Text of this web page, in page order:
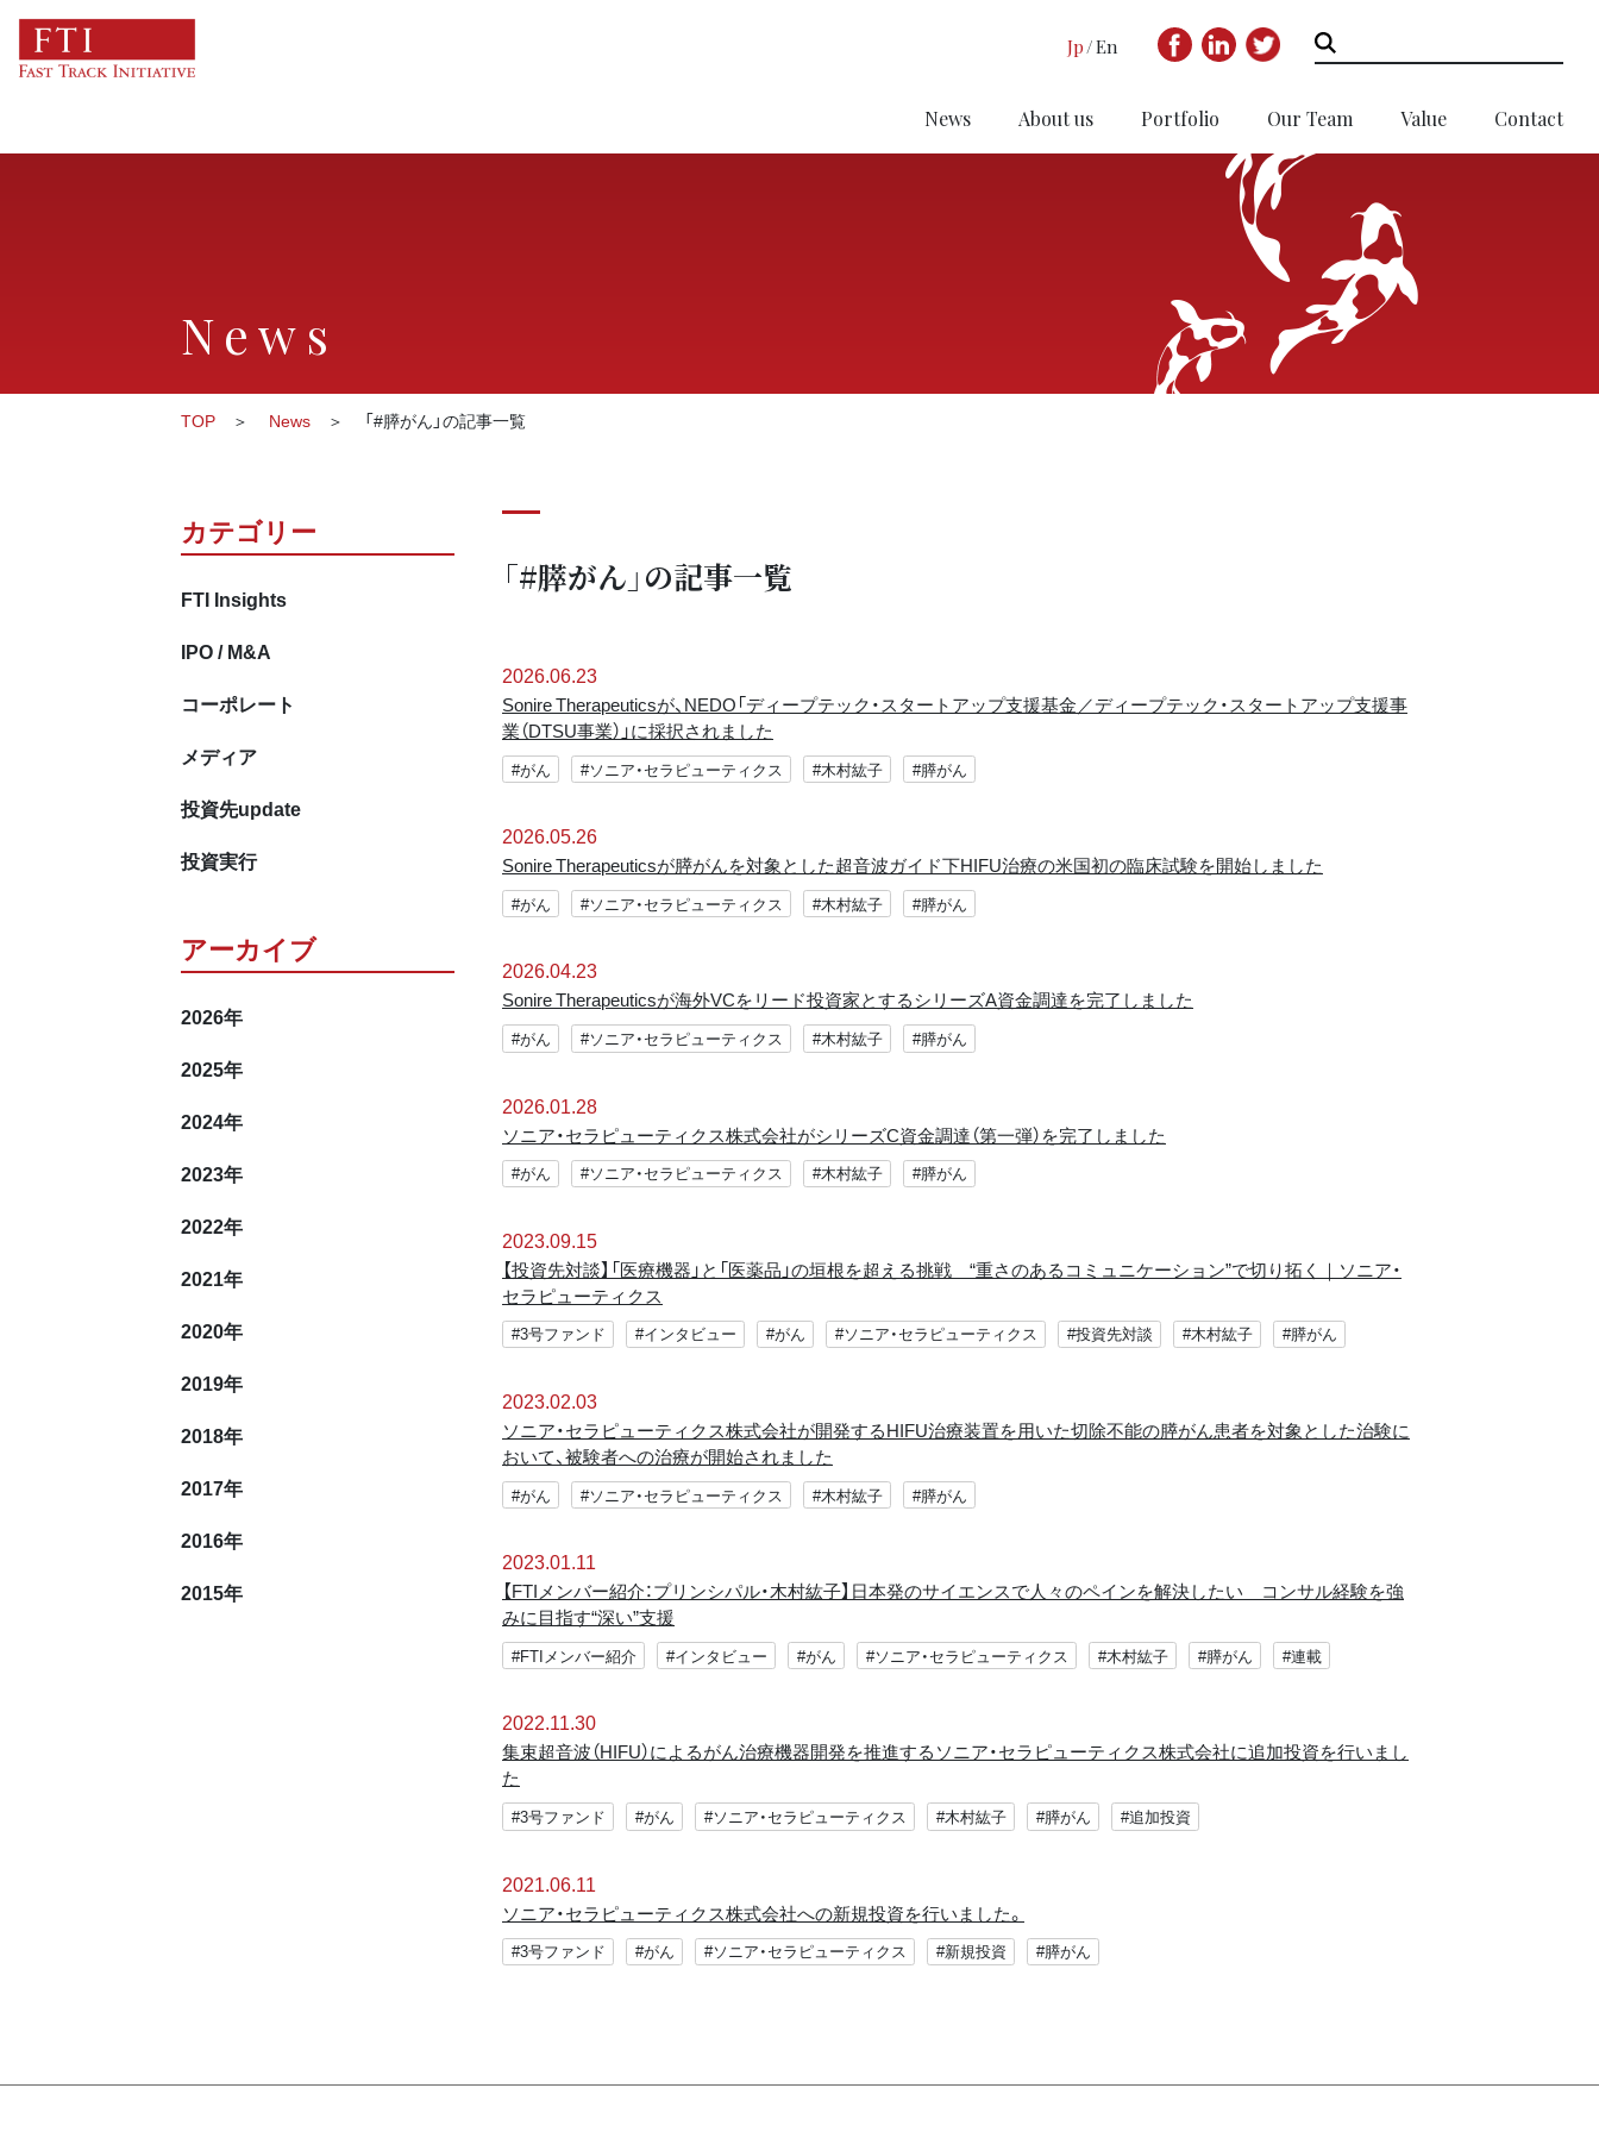
Jp En
News About us Portfolio Our Team Value Contact
News
TOP News 「#膵がん」の記事一覧
カテゴリー
FTI Insights
IPO / M&A
コーポレート
メディア
投資先update
投資実行
アーカイブ
2026年
2025年
2024年
2023年
2022年
2021年
2020年
2019年
2018年
2017年
2016年
2015年
「#膵がん」の記事一覧
2026.06.23
Sonire Therapeuticsが、NEDO「ディープテック・スタートアップ支援基金／ディープテック・スタートアップ支援事
業（DTSU事業）」に採択されました
#がん #ソニア・セラピューティクス #木村紘子 #膵がん
2026.05.26
Sonire Therapeuticsが膵がんを対象とした超⾳波ガイド下HIFU治療の⽶国初の臨床試験を開始しました
#がん #ソニア・セラピューティクス #木村紘子 #膵がん
2026.04.23
Sonire Therapeuticsが海外VCをリード投資家とするシリーズA資金調達を完了しました
#がん #ソニア・セラピューティクス #木村紘子 #膵がん
2026.01.28
ソニア・セラピューティクス株式会社がシリーズC資⾦調達（第⼀弾）を完了しました
#がん #ソニア・セラピューティクス #木村紘子 #膵がん
2023.09.15
【投資先対談】「医療機器」と「医薬品」の垣根を超える挑戦 “重さのあるコミュニケーション”で切り拓く｜ソニア・
セラピューティクス
#3号ファンド #インタビュー #がん #ソニア・セラピューティクス #投資先対談 #木村紘子 #膵がん
2023.02.03
ソニア・セラピューティクス株式会社が開発するHIFU治療装置を用いた切除不能の膵がん患者を対象とした治験に
おいて、被験者への治療が開始されました
#がん #ソニア・セラピューティクス #木村紘子 #膵がん
2023.01.11
【FTIメンバー紹介：プリンシパル・木村紘子】日本発のサイエンスで人々のペインを解決したい コンサル経験を強
みに目指す“深い”支援
#FTIメンバー紹介 #インタビュー #がん #ソニア・セラピューティクス #木村紘子 #膵がん #連載
2022.11.30
集束超音波（HIFU）によるがん治療機器開発を推進するソニア・セラピューティクス株式会社に追加投資を行いまし
た
#3号ファンド #がん #ソニア・セラピューティクス #木村紘子 #膵がん #追加投資
2021.06.11
ソニア・セラピューティクス株式会社への新規投資を行いました。
#3号ファンド #がん #ソニア・セラピューティクス #新規投資 #膵がん